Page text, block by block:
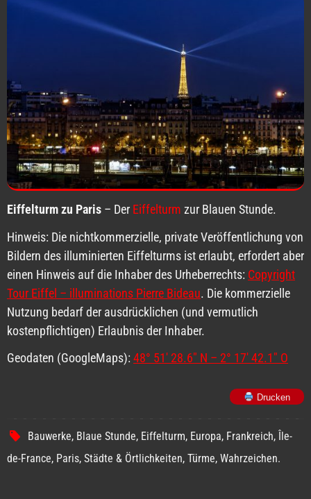
Eiffelturm zu Paris – Der Eiffelturm zur Blauen Stunde.
Hinweis: Die nichtkommerzielle, private Veröffentlichung von
Bildern des illuminierten Eiffelturms ist erlaubt, erfordert aber
einen Hinweis auf die Inhaber des Urheberrechts: Copyright
Tour Eiffel – illuminations Pierre Bideau. Die kommerzielle
Nutzung bedarf der ausdrücklichen (und vermutlich
kostenpflichtigen) Erlaubnis der Inhaber.
Geodaten (GoogleMaps): 48° 51′ 28.6″ N – 2° 17′ 42.1″ O
Drucken
Bauwerke, Blaue Stunde, Eiffelturm, Europa, Frankreich, Île-
de-France, Paris, Städte & Örtlichkeiten, Türme, Wahrzeichen.